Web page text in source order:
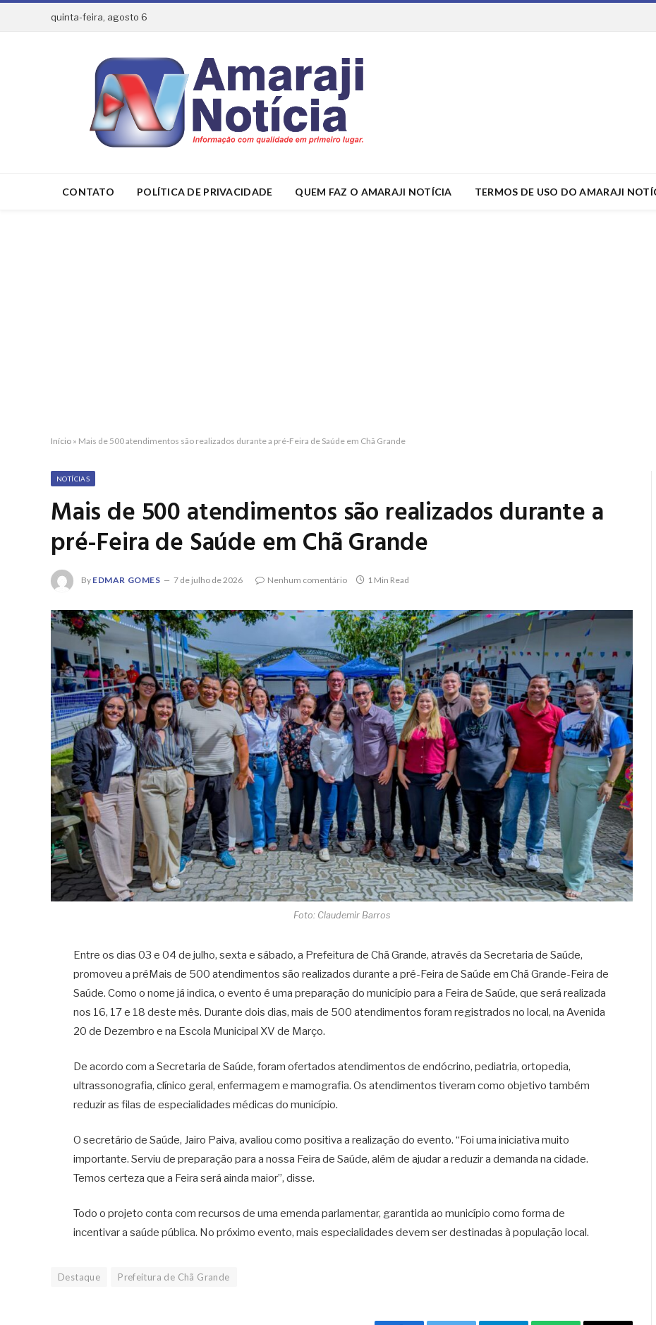
quinta-feira, agosto 6
CONTATO POLÍTICA DE PRIVACIDADE QUEM FAZ O AMARAJI NOTÍCIA TERMOS DE USO DO AMARAJI
Início » Mais de 500 atendimentos são realizados durante a pré-Feira de Saúde em Chã Grande
NOTÍCIAS
Mais de 500 atendimentos são realizados durante a
pré-Feira de Saúde em Chã Grande
By EDMAR GOMES 7 de julho de 2026 Nenhum comentário 1 Min Read
Foto: Claudemir Barros
Entre os dias 03 e 04 de julho, sexta e sábado, a Prefeitura de Chã Grande, através da Secretaria de Saúde,
promoveu a préMais de 500 atendimentos são realizados durante a pré-Feira de Saúde em Chã Grande-Feira de
Saúde. Como o nome já indica, o evento é uma preparação do município para a Feira de Saúde, que será realizada
nos 16, 17 e 18 deste mês. Durante dois dias, mais de 500 atendimentos foram registrados no local, na Avenida
20 de Dezembro e na Escola Municipal XV de Março.
De acordo com a Secretaria de Saúde, foram ofertados atendimentos de endócrino, pediatria, ortopedia,
ultrassonografia, clínico geral, enfermagem e mamografia. Os atendimentos tiveram como objetivo também
reduzir as filas de especialidades médicas do município.
O secretário de Saúde, Jairo Paiva, avaliou como positiva a realização do evento. “Foi uma iniciativa muito
importante. Serviu de preparação para a nossa Feira de Saúde, além de ajudar a reduzir a demanda na cidade.
Temos certeza que a Feira será ainda maior”, disse.
Todo o projeto conta com recursos de uma emenda parlamentar, garantida ao município como forma de
incentivar a saúde pública. No próximo evento, mais especialidades devem ser destinadas à população local.
Destaque Prefeitura de Chã Grande